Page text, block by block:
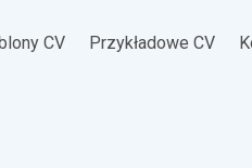
CV Przykładowe CV